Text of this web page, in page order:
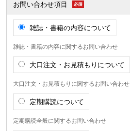
お問い合わせ項目
雑誌・書籍の内容について
雑誌・書籍の内容に関するお問い合わせ
大口注文・お見積もりについて
大口注文・お見積もりに関するお問い合わせ
定期購読について
定期購読全般に関するお問い合わせ